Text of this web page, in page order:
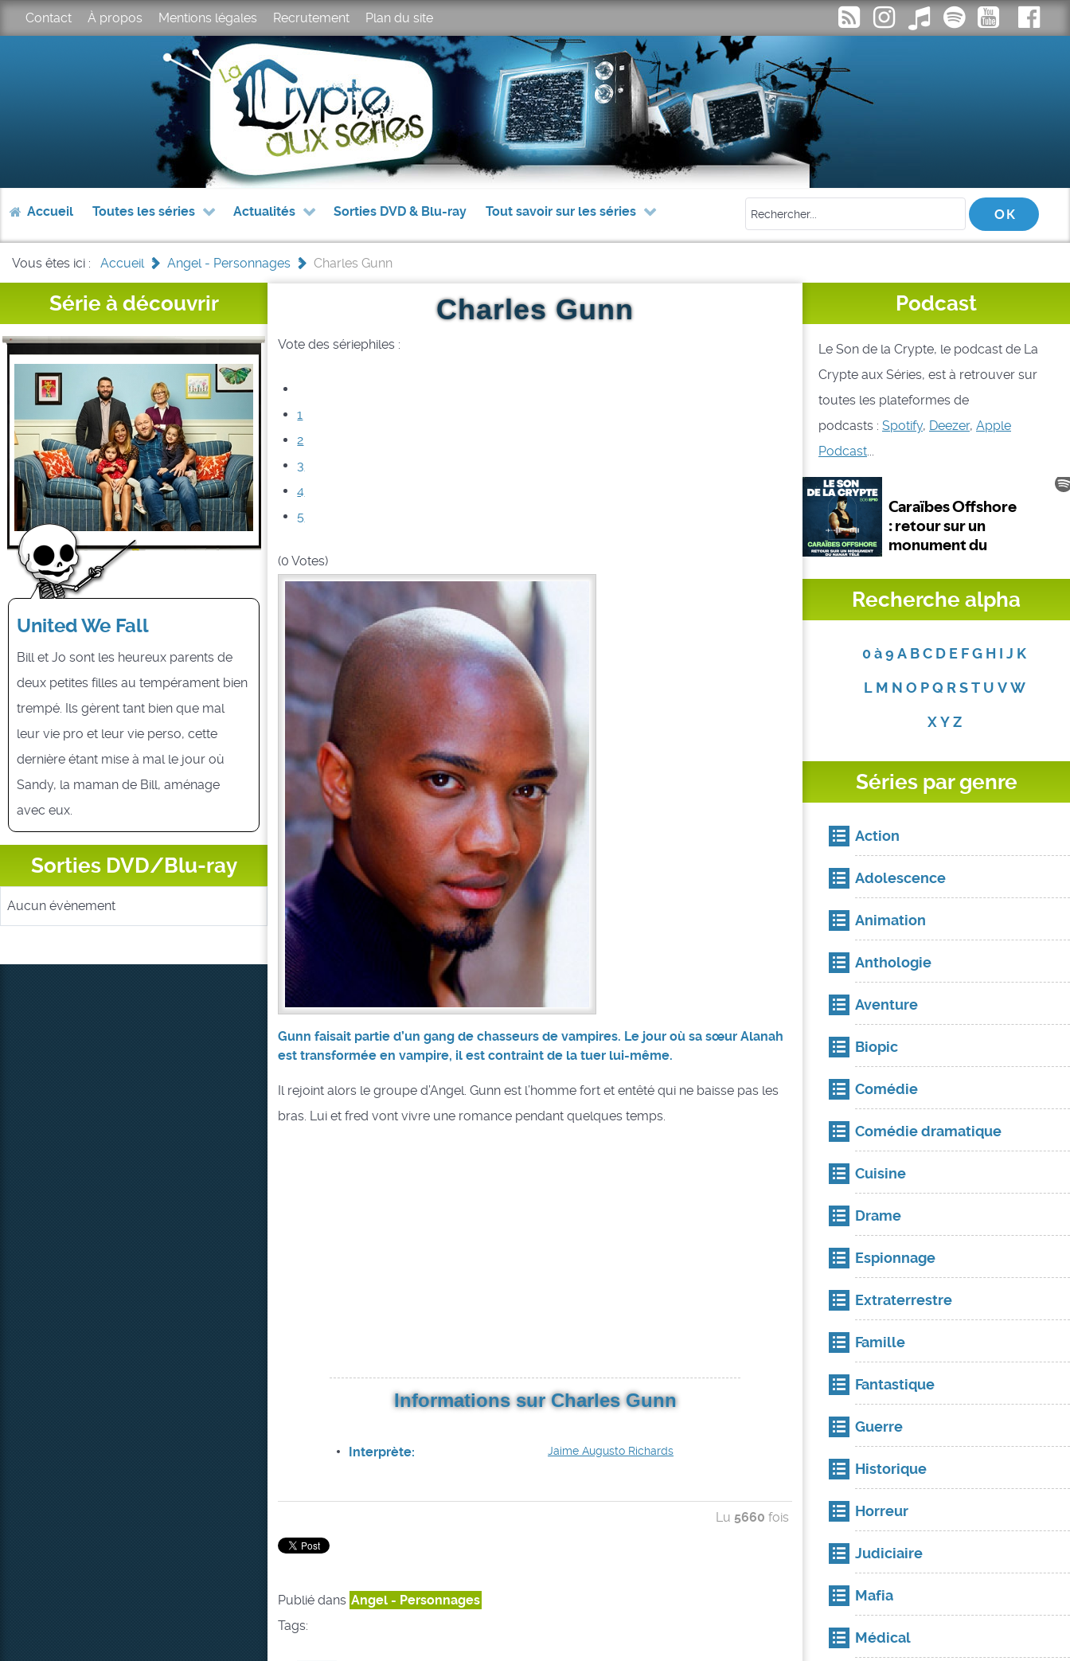
Contact À propos Mentions légales Recrutement Plan du site
Accueil Toutes les séries Actualités Sorties DVD & Blu-ray Tout savoir sur les séries
Vous êtes ici : Accueil > Angel - Personnages > Charles Gunn
Série à découvrir
United We Fall
Bill et Jo sont les heureux parents de
deux petites filles au tempérament bien
trempé. Ils gèrent tant bien que mal
leur vie pro et leur vie perso, cette
dernière étant mise à mal le jour où
Sandy, la maman de Bill, aménage
avec eux.
Sorties DVD/Blu-ray
Aucun évènement
Charles Gunn
Vote des sériephiles :
1
2
3
4
5
(0 Votes)
Gunn faisait partie d’un gang de chasseurs de vampires. Le jour où sa sœur Alanah
est transformée en vampire, il est contraint de la tuer lui-même.
Il rejoint alors le groupe d’Angel. Gunn est l’homme fort et entêté qui ne baisse pas les
bras. Lui et fred vont vivre une romance pendant quelques temps.
Informations sur Charles Gunn
Interprète: Jaime Augusto Richards
Lu 5660 fois
Publié dans Angel - Personnages
Tags:
Podcast
Le Son de la Crypte, le podcast de La
Crypte aux Séries, est à retrouver sur
toutes les plateformes de
podcasts : Spotify, Deezer, Apple
Podcast...
Recherche alpha
0 à 9 A BC D E FG H I J K
L M N O P Q R S T U V W
X Y Z
Séries par genre
Action
Adolescence
Animation
Anthologie
Aventure
Biopic
Comédie
Comédie dramatique
Cuisine
Drame
Espionnage
Extraterrestre
Famille
Fantastique
Guerre
Historique
Horreur
Judiciaire
Mafia
Médical